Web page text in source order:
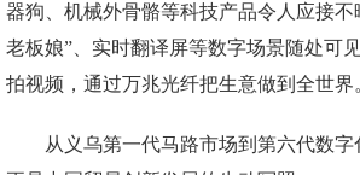
器狗、机械外骨骼等科技产品令人应接
老板娘”、实时翻译屏等数字场景随处可
拍视频，通过万兆光纤把生意做到全世界
从义乌第一代马路市场到第六代数字